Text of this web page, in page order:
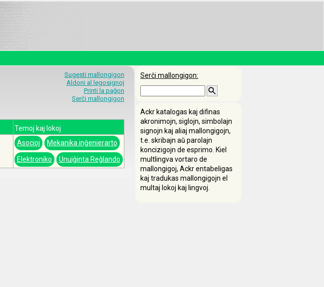
Sugesti mallongigon
Aldoni al legosignoj
Printi la paĝon
Serĉi mallongigon
Temoj kaj lokoj
Asocioj Mekanika inĝenierarto
Elektroniko Unuiĝinta Reĝlando
Serĉi mallongigon:
Ackr katalogas kaj difinas
akronimojn, siglojn, simbolajn
signojn kaj aliaj mallongigojn,
t.e. skribajn aŭ parolajn
koncizigojn de esprimo. Kiel
multlingva vortaro de
mallongigoj, Ackr entabeligas
kaj tradukas mallongigojn el
multaj lokoj kaj lingvoj.